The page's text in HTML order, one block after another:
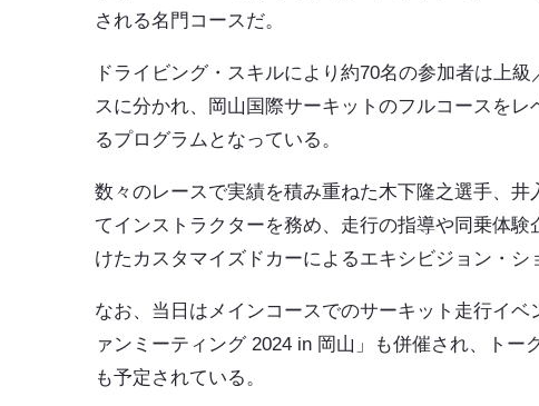
される名門コースだ。
ドライビング・スキルにより約70名の参加者は上
スに分かれ、岡山国際サーキットのフルコースを
るプログラムとなっている。
数々のレースで実績を積み重ねた木下隆之選手、井
てインストラクターを務め、走行の指導や同乗体
けたカスタマイズドカーによるエキシビジョン・シ
なお、当日はメインコースでのサーキット走行イ
ァンミーティング 2024 in 岡山」も併催され、トー
も予定されている。